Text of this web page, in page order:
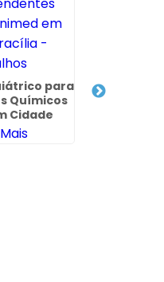
para
Químicos
Cidade